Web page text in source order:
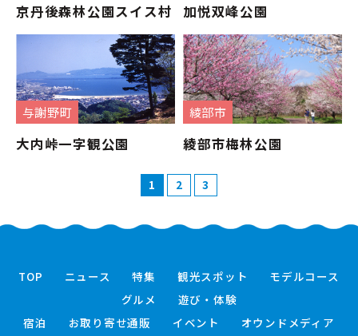
京丹後森林公園スイス村 加悦双峰公園
与謝野町
大内峠一字観公園
綾部市
綾部市梅林公園
1 2 3
TOP ニュース 特集 観光スポット
モデルコース
グルメ
遊び・体験
宿泊
お取り寄せ通販 イベント
オウンドメディア